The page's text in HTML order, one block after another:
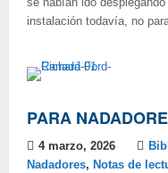
se habían ido
instalación todavía, no
PARA
4 marzo, 2026
Nadadores, Notas de